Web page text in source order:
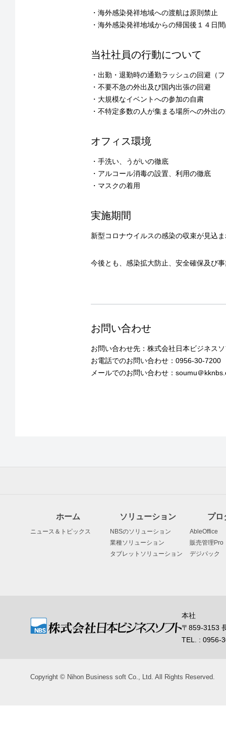
・海外感染発祥地域への渡航は原則禁止
・海外感染発祥地域からの帰国後１４日
当社社員の行動について
・出勤・退勤時の通勤ラッシュの回避（
・不要不急の外出及び国内出張の回避
・大規模なイベントへの参加の自粛
・不特定多数の人が集まる場所への外出
オフィス環境
・手洗い、うがいの徹底
・アルコール消毒の設置、利用の徹底
・マスクの着用
実施期間
新型コロナウイルスの感染の収束が見込
今後とも、感染拡大防止、安全確保及び
お問い合わせ
お問い合わせ先：株式会社日本ビジネス
お電話でのお問い合わせ：0956-30-7200
メールでのお問い合わせ：soumu＠
ホーム
ニュース＆トピックス
ソリューション
NBSのソリューション
業種ソリューション
タブレットソリューション
プロ
AbleOffice
販売管理Pro
デジパック
本社
〒859-3153
TEL. : 0956-
Copyright © Nihon Business soft Co., Ltd. All Rights Reserved.